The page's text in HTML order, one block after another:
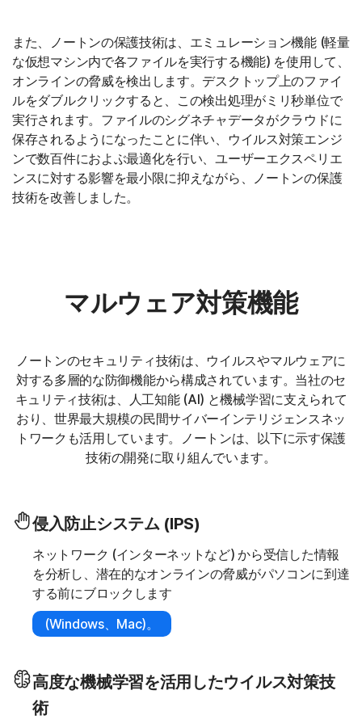
また、ノートンの保護技術は、エミュレーション機能 (軽量
な仮想マシン内で各ファイルを実行する機能) を使用して、
オンラインの脅威を検出します。デスクトップ上のファイ
ルをダブルクリックすると、この検出処理がミリ秒単位で
実行されます。ファイルのシグネチャデータがクラウドに
保存されるようになったことに伴い、ウイルス対策エンジ
ンで数百件におよぶ最適化を行い、ユーザーエクスペリエ
ンスに対する影響を最小限に抑えながら、ノートンの保護
技術を改善しました。
マルウェア対策機能
ノートンのセキュリティ技術は、ウイルスやマルウェアに
対する多層的な防御機能から構成されています。当社のセ
キュリティ技術は、人工知能 (AI) と機械学習に支えられて
おり、世界最大規模の民間サイバーインテリジェンスネッ
トワークも活用しています。ノートンは、以下に示す保護
技術の開発に取り組んでいます。
侵入防止システム (IPS)
ネットワーク (インターネットなど) から受信した情報
を分析し、潜在的なオンラインの脅威がパソコンに到達
する前にブロックします
(Windows、Mac)。
高度な機械学習を活用したウイルス対策技
術